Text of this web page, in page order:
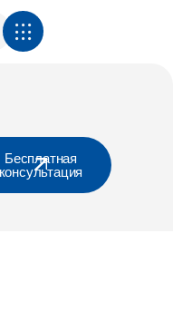
Бесплатная
консультация